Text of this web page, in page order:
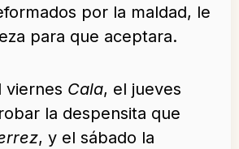
por la maldad, le
para que aceptara.
viernes Cala, el jueves
la despensita que
, y el sábado la